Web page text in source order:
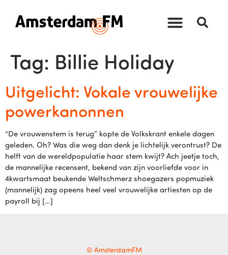
Tag: Billie Holiday
Uitgelicht: Vokale vrouwelijke
powerkanonnen
“De vrouwenstem is terug” kopte de Volkskrant enkele dagen
geleden. Oh? Was die weg dan denk je lichtelijk verontrust? De
helft van de wereldpopulatie haar stem kwijt? Ach jeetje toch,
de mannelijke recensent, bekend van zijn voorliefde voor in
4kwartsmaat beukende Weltschmerz shoegazers popmuziek
(mannelijk) zag opeens heel veel vrouwelijke artiesten op de
payroll bij […]
© AmsterdamFM